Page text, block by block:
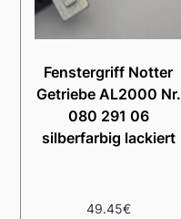
Fenstergriff Notter
Getriebe AL2000 Nr.
080 291 06
silberfarbig lackiert
49.45€